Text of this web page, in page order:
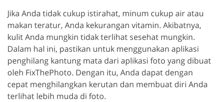
Jika Anda tidak cukup istirahat, minum cukup air atau
makan teratur, Anda kekurangan vitamin. Akibatnya,
kulit Anda mungkin tidak terlihat sesehat mungkin.
Dalam hal ini, pastikan untuk menggunakan aplikasi
penghilang kantung mata dari aplikasi foto yang dibuat
oleh FixThePhoto. Dengan itu, Anda dapat dengan
cepat menghilangkan kerutan dan membuat diri Anda
terlihat lebih muda di foto.